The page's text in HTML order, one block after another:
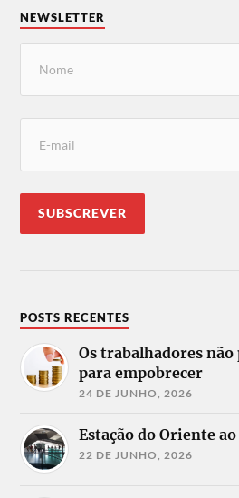
NEWSLETTER
POSTS RECENTES
Os trabalhadores
para empobrecer
24 DE JUNHO, 2026
Estação do Oriente
22 DE JUNHO, 2026